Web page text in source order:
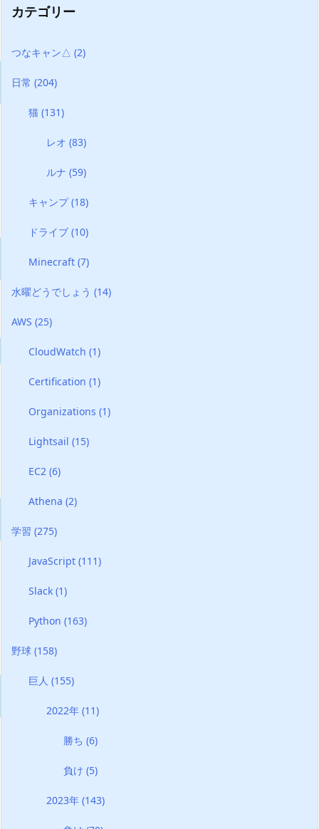
カテゴリー
つなキャン△ (2)
日常 (204)
猫(131)
レオ (83)
ルナ (59)
キャンプ(18)
ドライブ(10)
Minecraft(7)
水曜どうでしょう (14)
AWS (25)
CloudWatch(1)
Certification(1)
Organizations(1)
Lightsail(15)
EC2(6)
Athena(2)
学習 (275)
JavaScript(111)
Slack(1)
Python(163)
野球 (158)
巨人(155)
2022年 (11)
勝ち(6)
負け(5)
2023年 (143)